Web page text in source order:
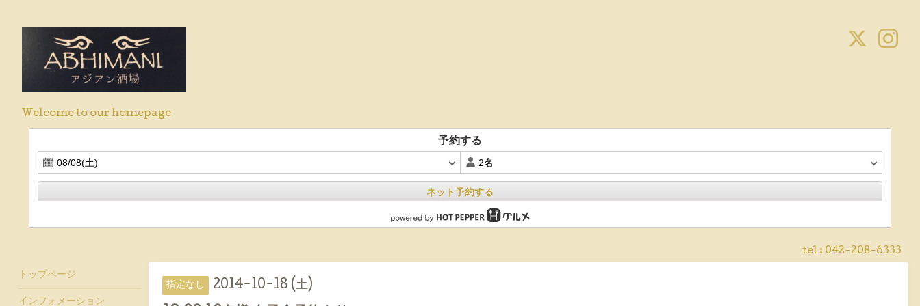
Welcome to our homepage
tel : 042-208-6333
予約する
ネット予約する
指定なし 2014-10-18 (土)
トップページ
インフォメーション